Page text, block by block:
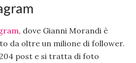
, dove Gianni Morandi è
da oltre un milione di follower.
post e si tratta di foto